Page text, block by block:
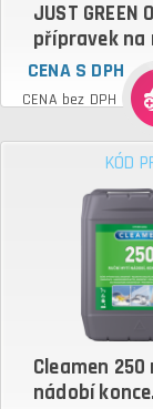
JUST GREEN
přípravek na
CENA S DPH
CENA bez DPH
KÓD
Cleamen
nádobí